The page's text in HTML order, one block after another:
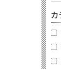
カ